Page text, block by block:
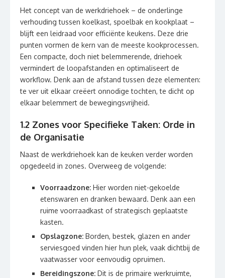
Het concept van de werkdriehoek – de onderlinge
verhouding tussen koelkast, spoelbak en kookplaat –
blijft een leidraad voor efficiënte keukens. Deze drie
punten vormen de kern van de meeste kookprocessen.
Een compacte, doch niet belemmerende, driehoek
vermindert de loopafstanden en optimaliseert de
workflow. Denk aan de afstand tussen deze elementen:
te ver uit elkaar creëert onnodige tochten, te dicht op
elkaar belemmert de bewegingsvrijheid.
1.2 Zones voor Specifieke Taken: Orde in
de Organisatie
Naast de werkdriehoek kan de keuken verder worden
opgedeeld in zones. Overweeg de volgende:
Voorraadzone: Hier worden niet-gekoelde
etenswaren en dranken bewaard. Denk aan een
ruime voorraadkast of strategisch geplaatste
kasten.
Opslagzone: Borden, bestek, glazen en ander
serviesgoed vinden hier hun plek, vaak dichtbij de
vaatwasser voor eenvoudig opruimen.
Bereidingszone: Dit is de primaire werkruimte,